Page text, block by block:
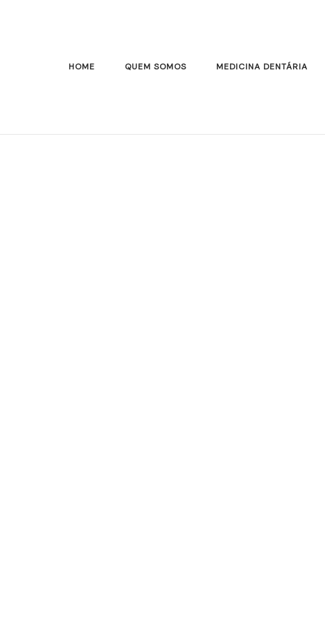
HOME QUEM SOMOS MEDICINA DENTÁRIA